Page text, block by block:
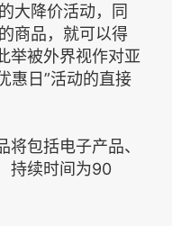
大降价活动，同
商品，就可以得
举被外界视作对亚
惠日”活动的直接
包括电子产品、
持续时间为90